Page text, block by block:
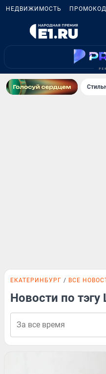
НЕДВИЖИМОСТЬ
ЕКАТЕРИНБУРГ ВСЕ
Новости по тэгу